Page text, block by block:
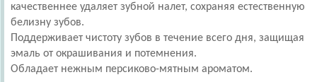
качественнее удаляет зубной налет, сохраняя естественную
белизну зубов.
Поддерживает чистоту зубов в течение всего дня, защищая
эмаль от окрашивания и потемнения.
Обладает нежным персиково-мятным ароматом.